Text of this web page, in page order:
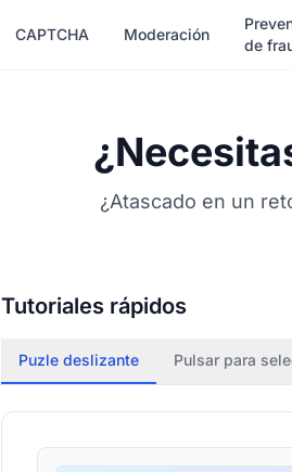
CAPTCHA Moderación
de
¿Atascado en un
Tutoriales rápidos
Puzle deslizante Pulsar para